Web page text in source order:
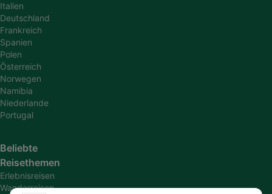
Italien
Deutschland
Frankreich
Spanien
Polen
Österreich
Norwegen
Namibia
Niederlande
Portugal
Beliebte
Reisethemen
Erlebnisreisen
Wanderreisen